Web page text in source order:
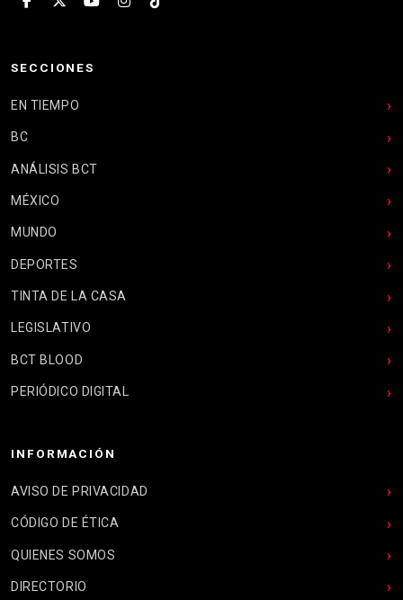
SECCIONES
EN TIEMPO
BC
ANÁLISIS BCT
MÉXICO
MUNDO
DEPORTES
TINTA DE LA CASA
LEGISLATIVO
BCT BLOOD
PERIÓDICO DIGITAL
INFORMACIÓN
AVISO DE PRIVACIDAD
CÓDIGO DE ÉTICA
QUIENES SOMOS
DIRECTORIO